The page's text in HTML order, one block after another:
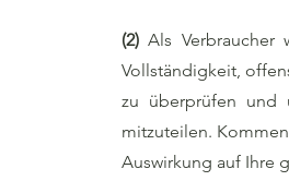
(2)Als
Vollständigkeit,
zu überprüfen und
mitzuteilen.
Auswirkung auf Ihre